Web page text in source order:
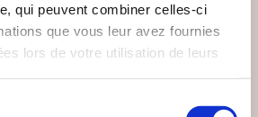
qui peuvent combiner celles-ci
que vous leur avez fournies
lors de votre utilisation de leurs
AUSSI